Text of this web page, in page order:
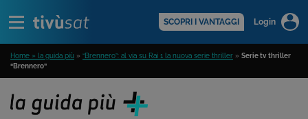
SCOPRI I VANTAGGI Login
Home » la guida più » “Brennero”: al via su Rai 1 la nuova serie thriller » Serie tv thriller
“Brennero”